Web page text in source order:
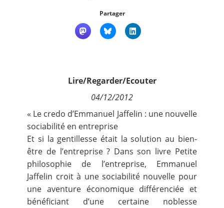
Qui sommes nous ?
Partager
Lire/Regarder/Ecouter
04/12/2012
« Le credo d’Emmanuel Jaffelin : une nouvelle
sociabilité en entreprise
Et si la gentillesse était la solution au bien-
être de l’entreprise ? Dans son livre Petite
philosophie de l’entreprise, Emmanuel
Jaffelin croit à une sociabilité nouvelle pour
une aventure économique différenciée et
bénéficiant d’une certaine noblesse